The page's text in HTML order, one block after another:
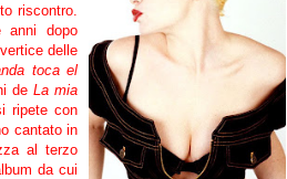
riscontro.
anni dopo
delle
toca el
de La mia
ripete con
cantato in
al terzo
da cui